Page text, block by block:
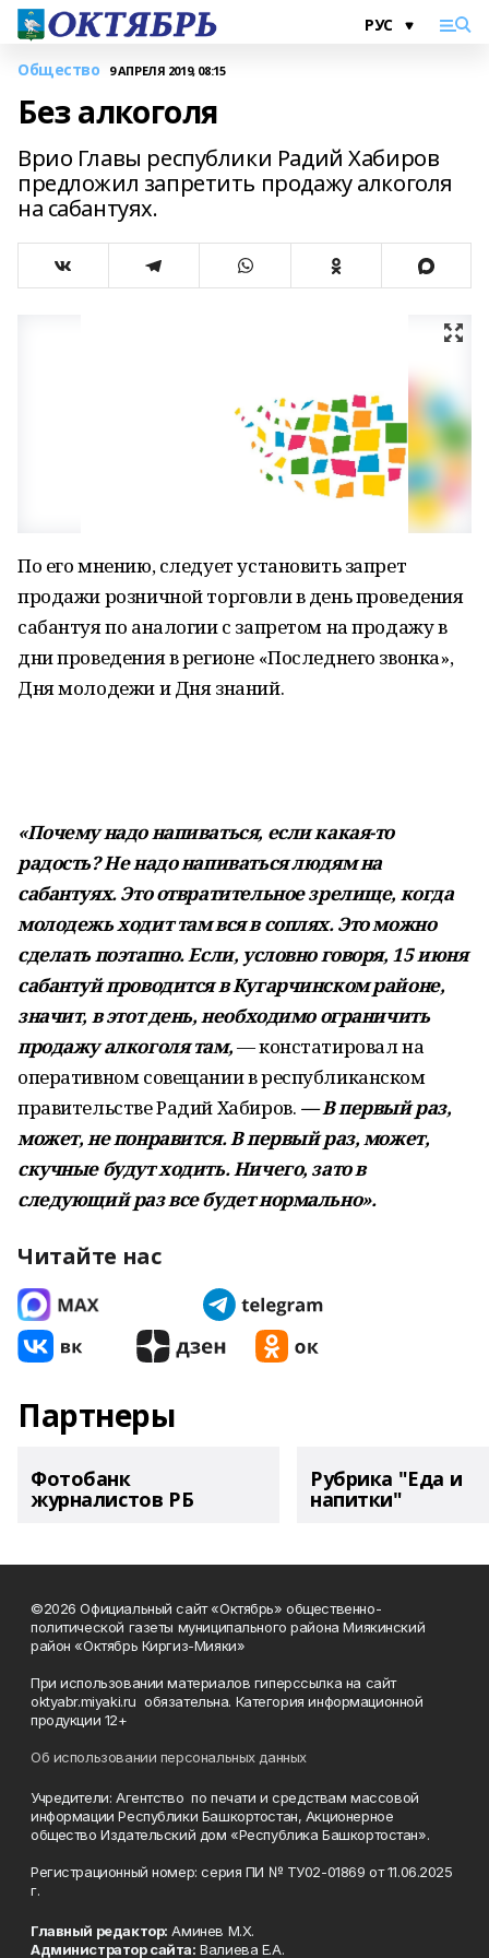
Общество 9 АПРЕЛЯ 2019, 08:15
Без алкоголя
Врио Главы республики Радий Хабиров
предложил запретить продажу алкоголя
на сабантуях.
По его мнению, следует установить запрет
продажи розничной торговли в день проведения
сабантуя по аналогии с запретом на продажу в
дни проведения в регионе «Последнего звонка»,
Дня молодежи и Дня знаний.
«Почему надо напиваться, если какая-то
радость? Не надо напиваться людям на
сабантуях. Это отвратительное зрелище, когда
молодежь ходит там вся в соплях. Это можно
сделать поэтапно. Если, условно говоря, 15 июня
сабантуй проводится в Кугарчинском районе,
значит, в этот день, необходимо ограничить
продажу алкоголя там,— констатировал на
оперативном совещании в республиканском
правительстве Радий Хабиров. — В первый раз,
может, не понравится. В первый раз, может,
скучные будут ходить. Ничего, зато в
следующий раз все будет нормально».
Читайте нас
Партнеры
Фотобанк
журналистов РБ
Рубрика "Еда и
напитки"
©2026 Официальный сайт «Октябрь» общественно-
политической газеты муниципального района Миякинский
район «Октябрь Киргиз-Мияки»
При использовании материалов гиперссылка на сайт
oktyabr.miyaki.ru обязательна. Категория информационной
продукции 12+
Об использовании персональных данных
Учредители: Агентство по печати и средствам массовой
информации Республики Башкортостан, Акционерное
общество Издательский дом «Республика Башкортостан».
Регистрационный номер: серия ПИ № ТУ02-01869 от 11.06.2025
г.
Главный редактор: Аминев М.Х.
Администратор сайта: Валиева Е.А.